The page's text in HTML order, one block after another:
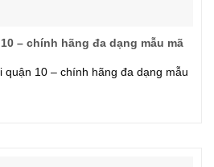
– chính hãng đa dạng mẫu mã
quận 10 – chính hãng đa dạng mẫu